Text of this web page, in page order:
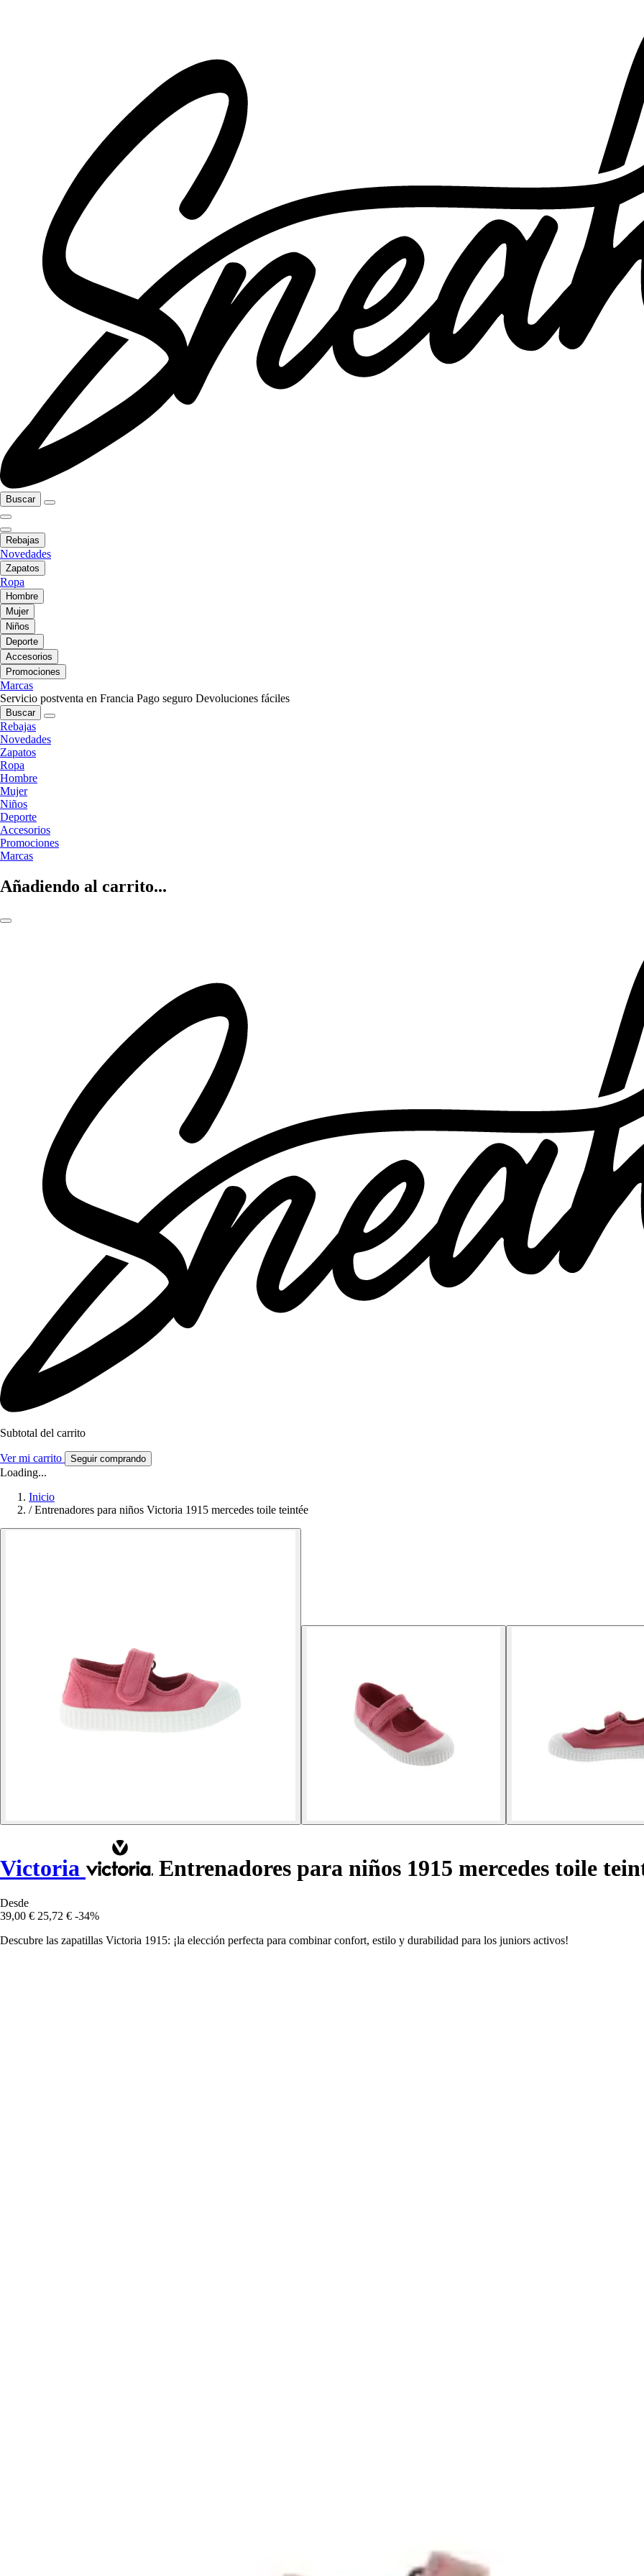
Buscar
Rebajas
Novedades
Zapatos
Ropa
Hombre
Mujer
Niños
Deporte
Accesorios
Promociones
Marcas
Servicio postventa en Francia Pago seguro Devoluciones fáciles
Buscar
Rebajas
Novedades
Zapatos
Ropa
Hombre
Mujer
Niños
Deporte
Accesorios
Promociones
Marcas
Añadiendo al carrito...
Subtotal del carrito
Ver mi carrito Seguir comprando
Loading...
Inicio
/ Entrenadores para niños Victoria 1915 mercedes toile teintée
Victoria Entrenadores para niños 1915 mercedes toile
Desde
39,00 € 25,72 € -34%
Descubre las zapatillas Victoria 1915: ¡la elección perfecta para combinar confort, estilo y durabilidad para los juniors activos!